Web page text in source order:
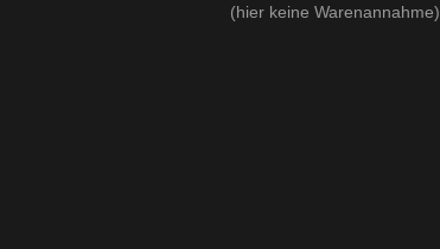
(hier keine Warenannahme)